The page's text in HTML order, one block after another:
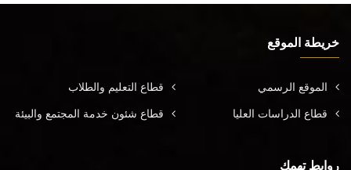
خريطة الموقع
الموقع الرسمي قطاع التعليم والطلاب
قطاع الدراسات العليا قطاع شئون خدمة المجتمع والبيئة
روابط تهمك